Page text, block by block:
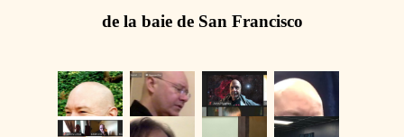
de la baie de San Francisco